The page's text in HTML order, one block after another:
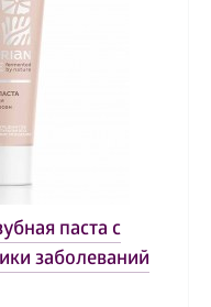
паста с
заболеваний